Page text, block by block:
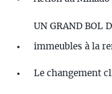
UN GRAND BOL
immeubles à la
Le changement